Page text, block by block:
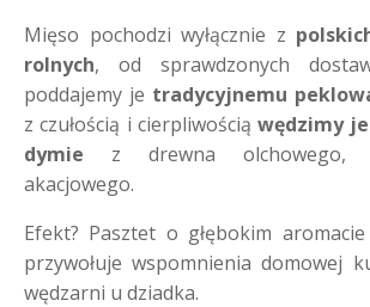
Mięso pochodzi wyłącznie z
rolnych, od sprawdzonych
poddajemy je tradycyjnemu
z czułością i cierpliwościąwędzimy
dymie z drewna olchowego,
akacjowego.
Efekt? Pasztet o głębokim
przywołuje wspomnienia domowej
wędzarni u dziadka.